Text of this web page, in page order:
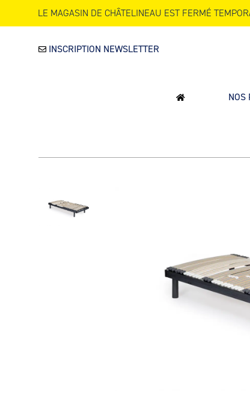
LE MAGASIN DE CHÂTELINEAU EST FERMÉ
INSCRIPTION NEWSLETTER
NOS